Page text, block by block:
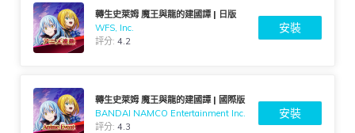
轉生史萊姆 魔王與龍的建國譚 | 日版
WFS, Inc.
評分:4.2
安裝
轉生史萊姆 魔王與龍的建國譚 | 國際版
BANDAI NAMCO Entertainment Inc.
評分:4.3
安裝